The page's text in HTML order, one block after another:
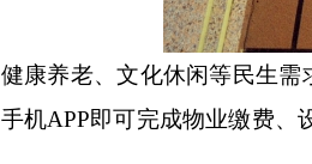
康养老、文化休闲等民生
机APP即可完成物业缴费